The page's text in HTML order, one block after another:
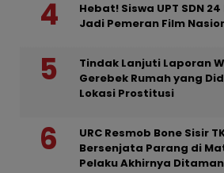
Hebat! Siswa UPT SDN
Jadi Pemeran Film
Tindak Lanjuti Laporan
Gerebek Rumah yang
Lokasi Prostitusi
URC Resmob Bone Sisir
Bersenjata Parang di
Pelaku Akhirnya